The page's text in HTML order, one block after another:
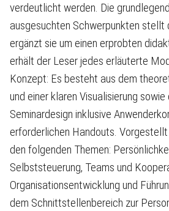
verdeutlicht werden. Die
ausgesuchten Schwerpunkten stellt
ergänzt sie um einen erprobten
erhält der Leser jedes erläuterte
Konzept: Es besteht aus dem
und einer klaren Visualisierung
Seminardesign inklusive
erforderlichen Handouts.
den folgenden Themen:
Selbststeuerung, Teams und
Organisationsentwicklung und
dem Schnittstellenbereich zur